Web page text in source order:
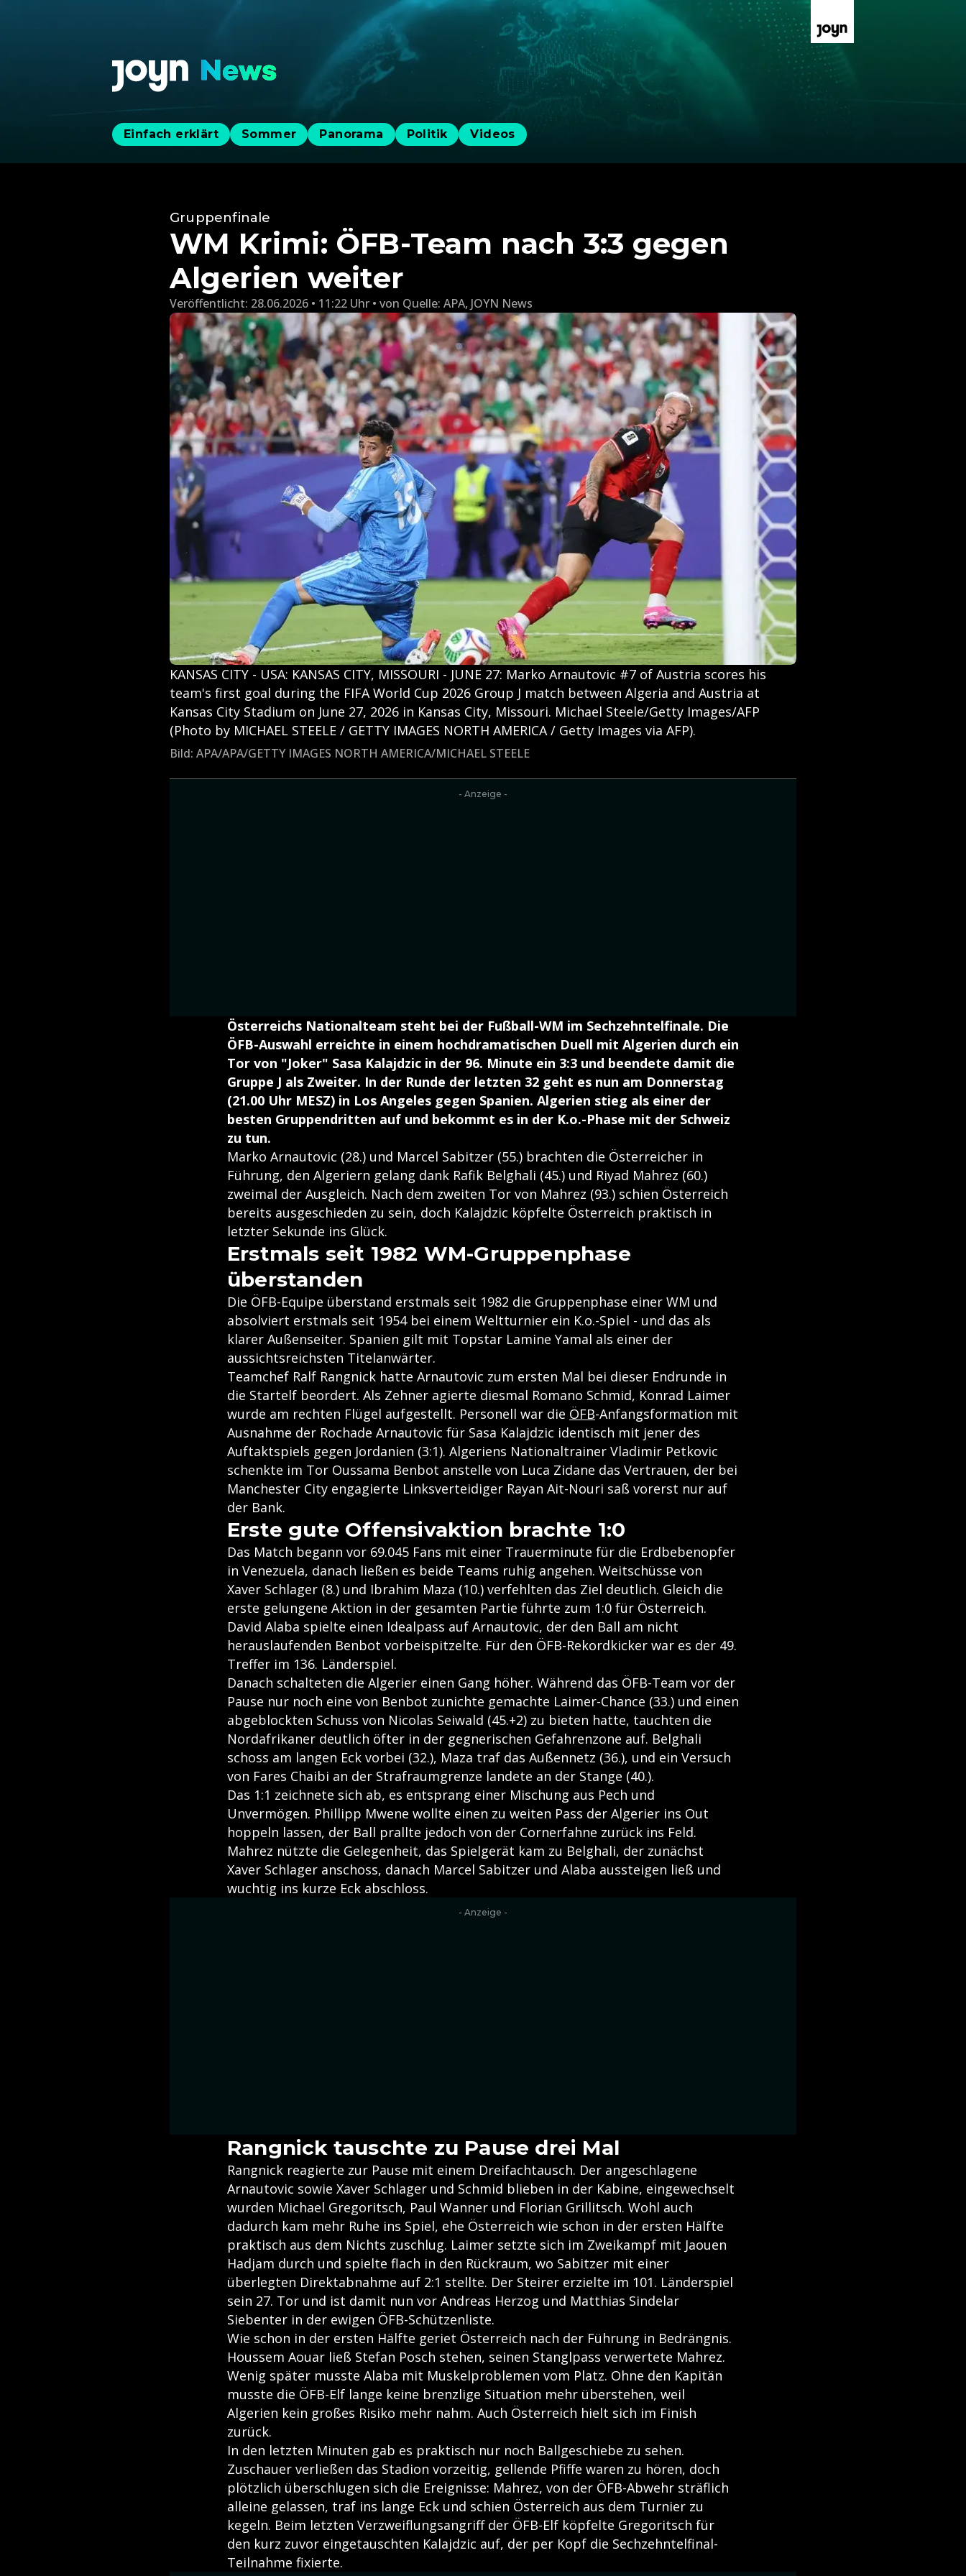
Einfach erklärt Sommer Panorama Politik Videos
Gruppenfinale
WM Krimi: ÖFB-Team nach 3:3 gegen
Algerien weiter
Veröffentlicht: 28.06.2026 • 11:22 Uhr von Quelle: APA, JOYN News
KANSAS CITY - USA: KANSAS CITY, MISSOURI - JUNE 27: Marko Arnautovic #7 of Austria scores his
team's first goal during the FIFA World Cup 2026 Group J match between Algeria and Austria at
Kansas City Stadium on June 27, 2026 in Kansas City, Missouri. Michael Steele/Getty Images/AFP
(Photo by MICHAEL STEELE / GETTY IMAGES NORTH AMERICA / Getty Images via AFP).
Bild: APA/APA/GETTY IMAGES NORTH AMERICA/MICHAEL STEELE
- Anzeige -
Österreichs Nationalteam steht bei der Fußball-WM im Sechzehntelfinale. Die
ÖFB-Auswahl erreichte in einem hochdramatischen Duell mit Algerien durch ein
Tor von "Joker" Sasa Kalajdzic in der 96. Minute ein 3:3 und beendete damit die
Gruppe J als Zweiter. In der Runde der letzten 32 geht es nun am Donnerstag
(21.00 Uhr MESZ) in Los Angeles gegen Spanien. Algerien stieg als einer der
besten Gruppendritten auf und bekommt es in der K.o.-Phase mit der Schweiz
zu tun.
Marko Arnautovic (28.) und Marcel Sabitzer (55.) brachten die Österreicher in
Führung, den Algeriern gelang dank Rafik Belghali (45.) und Riyad Mahrez (60.)
zweimal der Ausgleich. Nach dem zweiten Tor von Mahrez (93.) schien Österreich
bereits ausgeschieden zu sein, doch Kalajdzic köpfelte Österreich praktisch in
letzter Sekunde ins Glück.
Erstmals seit 1982 WM-Gruppenphase
überstanden
Die ÖFB-Equipe überstand erstmals seit 1982 die Gruppenphase einer WM und
absolviert erstmals seit 1954 bei einem Weltturnier ein K.o.-Spiel - und das als
klarer Außenseiter. Spanien gilt mit Topstar Lamine Yamal als einer der
aussichtsreichsten Titelanwärter.
Teamchef Ralf Rangnick hatte Arnautovic zum ersten Mal bei dieser Endrunde in
die Startelf beordert. Als Zehner agierte diesmal Romano Schmid, Konrad Laimer
wurde am rechten Flügel aufgestellt. Personell war die ÖFB-Anfangsformation mit
Ausnahme der Rochade Arnautovic für Sasa Kalajdzic identisch mit jener des
Auftaktspiels gegen Jordanien (3:1). Algeriens Nationaltrainer Vladimir Petkovic
schenkte im Tor Oussama Benbot anstelle von Luca Zidane das Vertrauen, der bei
Manchester City engagierte Linksverteidiger Rayan Ait-Nouri saß vorerst nur auf
der Bank.
Erste gute Offensivaktion brachte 1:0
Das Match begann vor 69.045 Fans mit einer Trauerminute für die Erdbebenopfer
in Venezuela, danach ließen es beide Teams ruhig angehen. Weitschüsse von
Xaver Schlager (8.) und Ibrahim Maza (10.) verfehlten das Ziel deutlich. Gleich die
erste gelungene Aktion in der gesamten Partie führte zum 1:0 für Österreich.
David Alaba spielte einen Idealpass auf Arnautovic, der den Ball am nicht
herauslaufenden Benbot vorbeispitzelte. Für den ÖFB-Rekordkicker war es der 49.
Treffer im 136. Länderspiel.
Danach schalteten die Algerier einen Gang höher. Während das ÖFB-Team vor der
Pause nur noch eine von Benbot zunichte gemachte Laimer-Chance (33.) und einen
abgeblockten Schuss von Nicolas Seiwald (45.+2) zu bieten hatte, tauchten die
Nordafrikaner deutlich öfter in der gegnerischen Gefahrenzone auf. Belghali
schoss am langen Eck vorbei (32.), Maza traf das Außennetz (36.), und ein Versuch
von Fares Chaibi an der Strafraumgrenze landete an der Stange (40.).
Das 1:1 zeichnete sich ab, es entsprang einer Mischung aus Pech und
Unvermögen. Phillipp Mwene wollte einen zu weiten Pass der Algerier ins Out
hoppeln lassen, der Ball prallte jedoch von der Cornerfahne zurück ins Feld.
Mahrez nützte die Gelegenheit, das Spielgerät kam zu Belghali, der zunächst
Xaver Schlager anschoss, danach Marcel Sabitzer und Alaba aussteigen ließ und
wuchtig ins kurze Eck abschloss.
- Anzeige -
Rangnick tauschte zu Pause drei Mal
Rangnick reagierte zur Pause mit einem Dreifachtausch. Der angeschlagene
Arnautovic sowie Xaver Schlager und Schmid blieben in der Kabine, eingewechselt
wurden Michael Gregoritsch, Paul Wanner und Florian Grillitsch. Wohl auch
dadurch kam mehr Ruhe ins Spiel, ehe Österreich wie schon in der ersten Hälfte
praktisch aus dem Nichts zuschlug. Laimer setzte sich im Zweikampf mit Jaouen
Hadjam durch und spielte flach in den Rückraum, wo Sabitzer mit einer
überlegten Direktabnahme auf 2:1 stellte. Der Steirer erzielte im 101. Länderspiel
sein 27. Tor und ist damit nun vor Andreas Herzog und Matthias Sindelar
Siebenter in der ewigen ÖFB-Schützenliste.
Wie schon in der ersten Hälfte geriet Österreich nach der Führung in Bedrängnis.
Houssem Aouar ließ Stefan Posch stehen, seinen Stanglpass verwertete Mahrez.
Wenig später musste Alaba mit Muskelproblemen vom Platz. Ohne den Kapitän
musste die ÖFB-Elf lange keine brenzlige Situation mehr überstehen, weil
Algerien kein großes Risiko mehr nahm. Auch Österreich hielt sich im Finish
zurück.
In den letzten Minuten gab es praktisch nur noch Ballgeschiebe zu sehen.
Zuschauer verließen das Stadion vorzeitig, gellende Pfiffe waren zu hören, doch
plötzlich überschlugen sich die Ereignisse: Mahrez, von der ÖFB-Abwehr sträflich
alleine gelassen, traf ins lange Eck und schien Österreich aus dem Turnier zu
kegeln. Beim letzten Verzweiflungsangriff der ÖFB-Elf köpfelte Gregoritsch für
den kurz zuvor eingetauschten Kalajdzic auf, der per Kopf die Sechzehntelfinal-
Teilnahme fixierte.